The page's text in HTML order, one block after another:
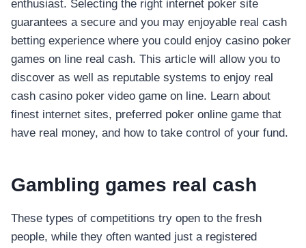
enthusiast. Selecting the right internet poker site
guarantees a secure and you may enjoyable real cash
betting experience where you could enjoy casino poker
games on line real cash. This article will allow you to
discover as well as reputable systems to enjoy real
cash casino poker video game on line. Learn about
finest internet sites, preferred poker online game that
have real money, and how to take control of your fund.
Gambling games real cash
These types of competitions try open to the fresh
people, while they often wanted just a registered